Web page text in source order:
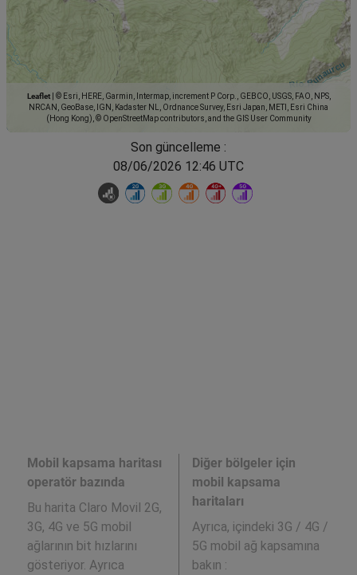
Leaflet
© Esri, HERE, Garmin, Intermap, increment P Corp., GEBCO, USGS, FAO, NPS,
NRCAN, GeoBase, IGN, Kadaster NL, Ordnance Survey, Esri Japan, METI, Esri China
(Hong Kong), © OpenStreetMap contributors, and the GIS User Community
Son güncelleme :
08/06/2026 12:46 UTC
Mobil kapsama haritası
operatör bazında
Bu harita Claro Movil 2G,
3G, 4G ve 5G mobil
ağlarının bit hızlarını
gösteriyor. Ayrıca
Diğer bölgeler için
mobil kapsama
haritaları
Ayrıca, içindeki 3G / 4G /
5G mobil ağ kapsamına
bakın :